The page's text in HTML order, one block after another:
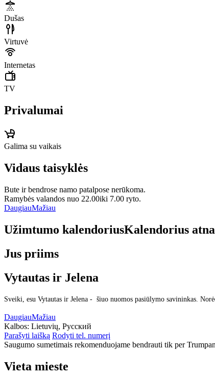
Dušas
Virtuvė
Internetas
TV
Privalumai
Galima su vaikais
Vidaus taisyklės
Bute ir bendrose namo patalpose nerūkoma.
Ramybės valandos nuo 22.00iki 7.00 ryto.
DaugiauMažiau
Užimtumo kalendoriusKalendorius
Jus priims
Vytautas ir Jelena
Sveiki, esu Vytautas ir Jelena - šiuo nuomos pasiūlymo savininkas.
DaugiauMažiau
Kalbos: Lietuvių, Русский
Parašyti laišką Rodyti tel. numerį
Saugumo sumetimais rekomenduojame bendrauti tik per
Vieta mieste